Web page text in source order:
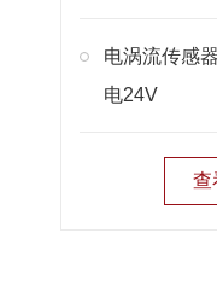
电涡流传感
电24V
查